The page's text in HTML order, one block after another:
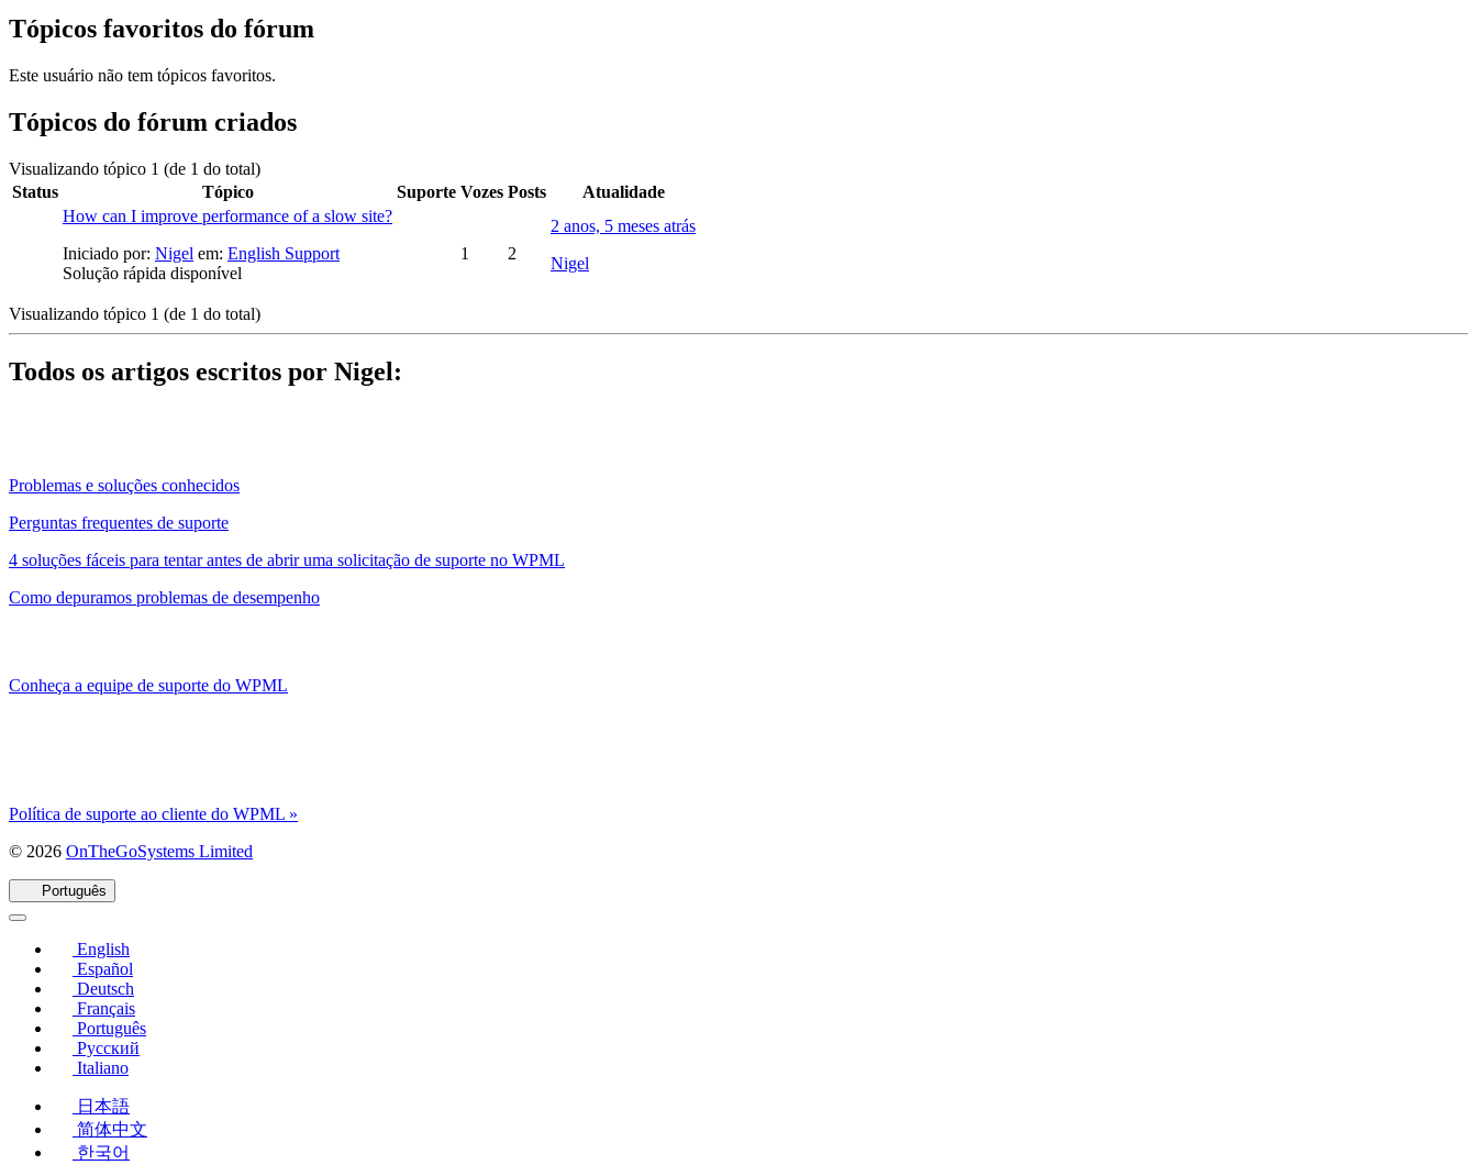
Tópicos favoritos do fórum
Este usuário não tem tópicos favoritos.
Tópicos do fórum criados
Visualizando tópico 1 (de 1 do total)
Status
Tópico Suporte Vozes Posts
Atualidade
How can I improve performance of a slow site?
Iniciado por: Nigel em: English Support
Solução rápida disponível
1 2
2 anos, 5 meses atrás
Nigel
Visualizando tópico 1 (de 1 do total)
Todos os artigos escritos por Nigel:
Problemas e soluções conhecidos
Perguntas frequentes de suporte
4 soluções fáceis para tentar antes de abrir uma solicitação de suporte no WPML
Como depuramos problemas de desempenho
Conheça a equipe de suporte do WPML
Política de suporte ao cliente do WPML »
© 2026 OnTheGoSystems Limited
Português
English
Español
Deutsch
Français
Português
Русский
Italiano
日本語
简体中文
한국어